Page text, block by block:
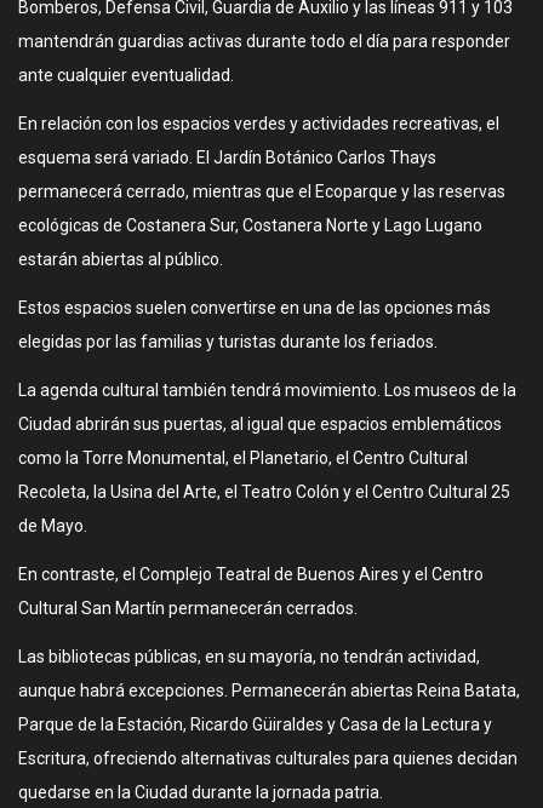
Bomberos, Defensa Civil, Guardia de Auxilio y las líneas 911 y 103
mantendrán guardias activas durante todo el día para responder
ante cualquier eventualidad.
En relación con los espacios verdes y actividades recreativas, el
esquema será variado. El Jardín Botánico Carlos Thays
permanecerá cerrado, mientras que el Ecoparque y las reservas
ecológicas de Costanera Sur, Costanera Norte y Lago Lugano
estarán abiertas al público.
Estos espacios suelen convertirse en una de las opciones más
elegidas por las familias y turistas durante los feriados.
La agenda cultural también tendrá movimiento. Los museos de la
Ciudad abrirán sus puertas, al igual que espacios emblemáticos
como la Torre Monumental, el Planetario, el Centro Cultural
Recoleta, la Usina del Arte, el Teatro Colón y el Centro Cultural 25
de Mayo.
En contraste, el Complejo Teatral de Buenos Aires y el Centro
Cultural San Martín permanecerán cerrados.
Las bibliotecas públicas, en su mayoría, no tendrán actividad,
aunque habrá excepciones. Permanecerán abiertas Reina Batata,
Parque de la Estación, Ricardo Güiraldes y Casa de la Lectura y
Escritura, ofreciendo alternativas culturales para quienes decidan
quedarse en la Ciudad durante la jornada patria.